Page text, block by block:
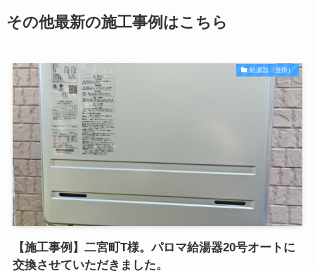
その他最新の施工事例はこちら
給湯器（壁掛）
【施工事例】二宮町T様。パロマ給湯器20号オートに
交換させていただきました。